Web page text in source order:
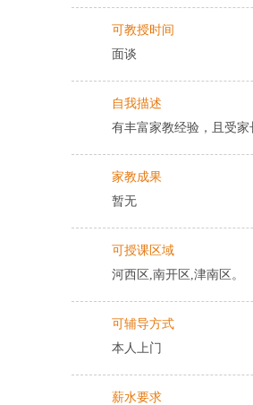
可教授时间
面谈
自我描述
有丰富家教经验，且受家
家教成果
暂无
可授课区域
河西区,南开区,津南区。
可辅导方式
本人上门
薪水要求